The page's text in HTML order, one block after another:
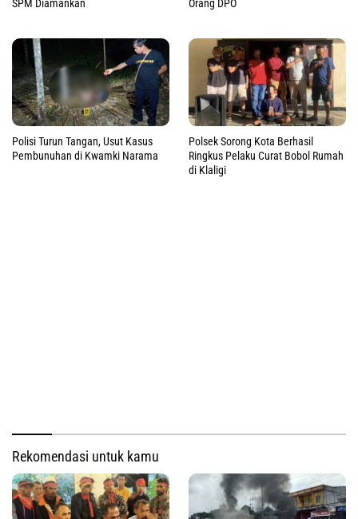
SPM Diamankan
Orang DPO
Polisi Turun Tangan, Usut Kasus
Pembunuhan di Kwamki Narama
Polsek Sorong Kota Berhasil
Ringkus Pelaku Curat Bobol Rumah
di Klaligi
Rekomendasi untuk kamu